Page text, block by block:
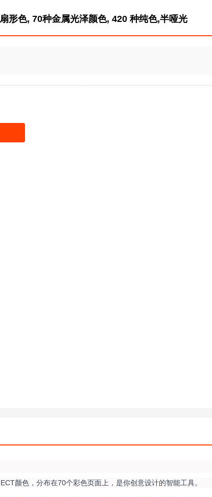
形色, 70种金属光泽颜色, 420 种纯色,半哑光
颜色，分布在70个彩色页面上，是你创意设计的智能工具。